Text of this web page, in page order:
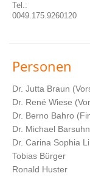
Tel.:
0049.175.9260120
Personen
Dr. Jutta Braun
Dr. René Wiese
Dr. Berno Bahro
Dr. Michael Barsuhn
Dr. Carina Sophia
Tobias Bürger
Ronald Huster